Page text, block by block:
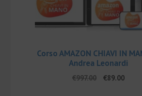
Corso AMAZON CHIAVI IN
Andrea Leonardi
€997.00
Il
€89.00Il